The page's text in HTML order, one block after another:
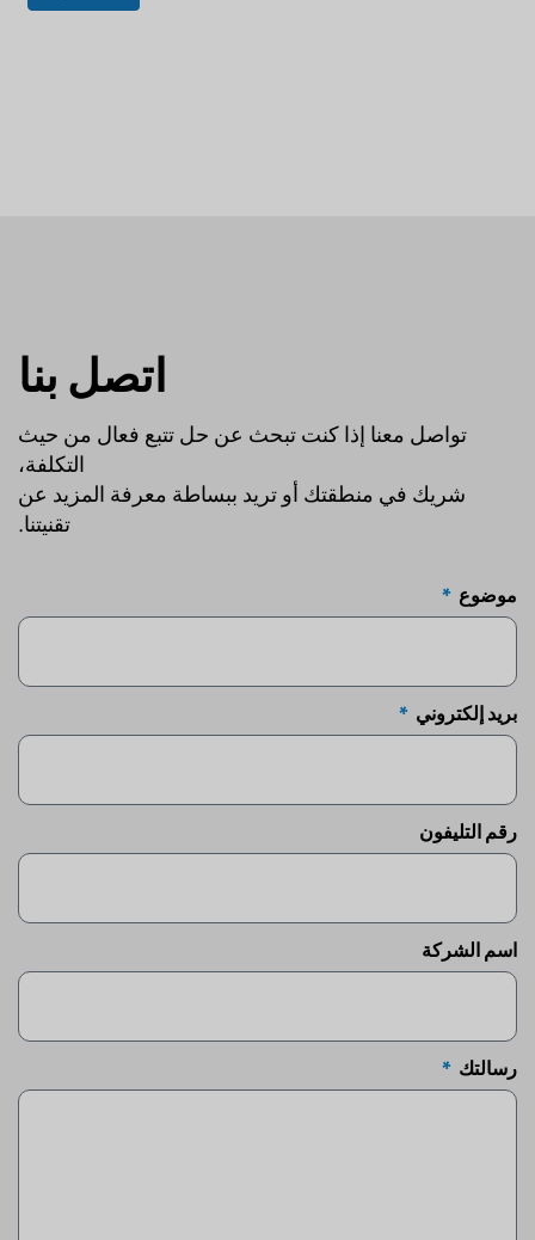
اتصل بنا
تواصل معنا إذا كنت تبحث عن حل تتبع فعال من حيث
التكلفة،
شريك في منطقتك أو تريد ببساطة معرفة المزيد عن
تقنيتنا.
موضوع
بريد إلكتروني
رقم التليفون
اسم الشركة
رسالتك